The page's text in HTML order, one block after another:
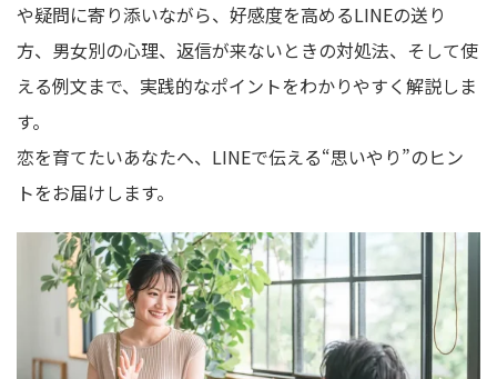
や疑問に寄り添いながら、好感度を高めるLINEの送り
方、男女別の心理、返信が来ないときの対処法、そして使
える例文まで、実践的なポイントをわかりやすく解説しま
す。
恋を育てたいあなたへ、LINEで伝える“思いやり”のヒン
トをお届けします。